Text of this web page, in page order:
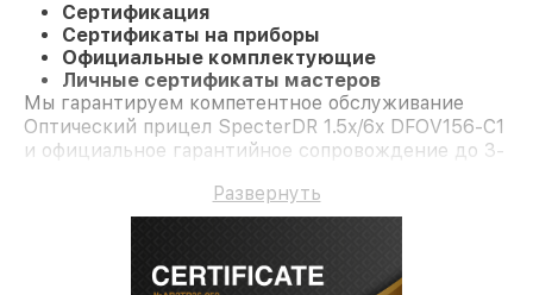
Сертификация
Сертификаты на приборы
Официальные комплектующие
Личные сертификаты мастеров
Мы гарантируем компетентное обслуживание
Оптический прицел SpecterDR 1.5x/6x DFOV156-C1
и официальное гарантийное сопровождение до 3-
Развернуть